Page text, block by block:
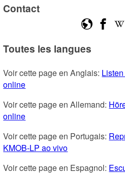
Contact
Toutes les langues
Voir cette page en Anglais:
online
Voir cette page en Allemand:
online
Voir cette page en Portugais:
KMOB-LP ao vivo
Voir cette page en Espagnol: